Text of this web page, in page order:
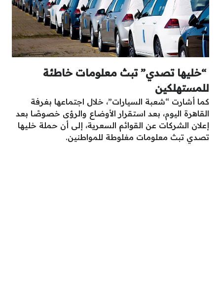
“خليها تصدي” تبث معلومات خاطئة
للمستهلكين
كما أشارت “شعبة السيارات”، خلال اجتماعها بغرفة
القاهرة اليوم، بعد استقرار الأوضاع والرؤى خصوصًا بعد
إعلان الشركات عن القوائم السعرية، إلى أن حملة خليها
تصدي تبث معلومات مغلوطة للمواطنين.